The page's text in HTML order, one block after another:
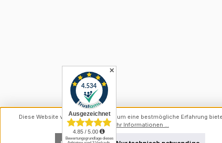
✕
Diese Website verwendet Cookies, um eine bestmögliche Erfahrung
können.Mehr Informationen ...